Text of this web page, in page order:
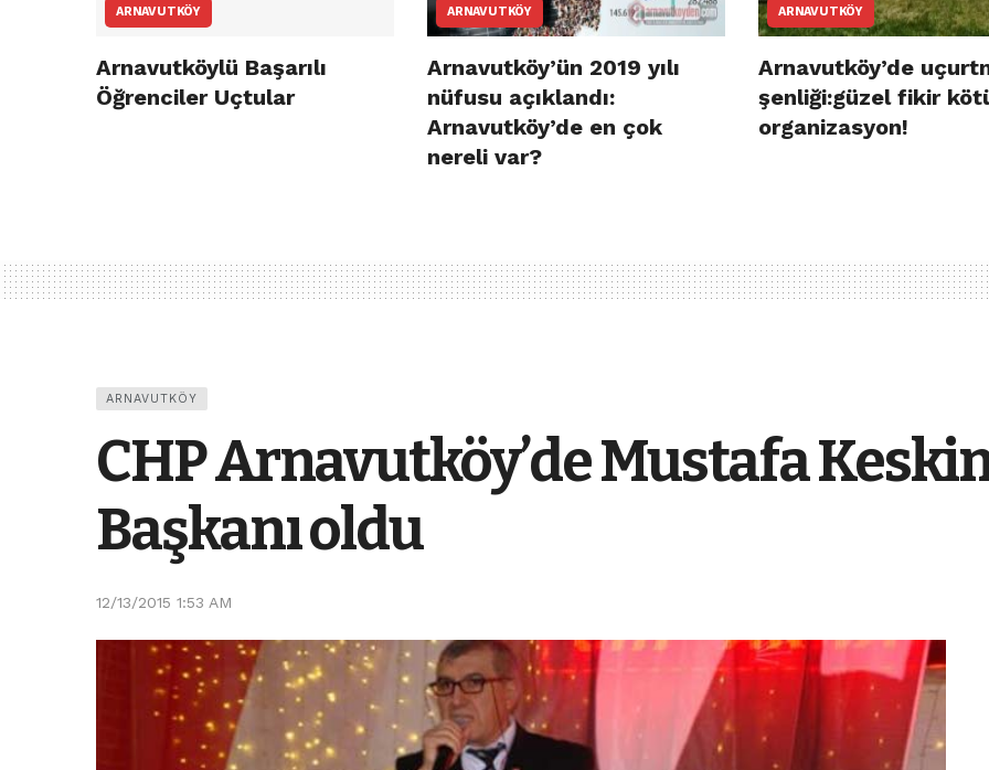
ARNAVUTKÖY
Arnavutköylü Başarılı
Öğrenciler Uçtular
ARNAVUTKÖY
Arnavutköy’ün 2019 yılı
nüfusu açıklandı:
Arnavutköy’de en çok
nereli var?
ARNAVUTKÖY
Arnavutköy’de
şenliği:güzel fikir
organizasyon!
ARNAVUTKÖY
CHP Arnavutköy’de Mustafa
Başkanı oldu
12/13/2015 1:53 AM